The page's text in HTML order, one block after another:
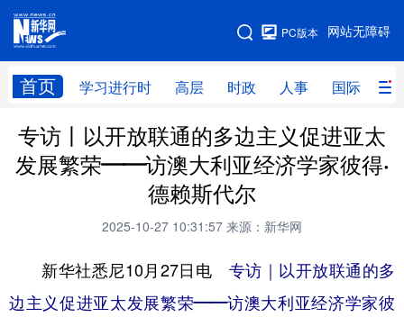
网站无障碍
PC版本
首页 学习进行时 高层 时政 人事 国际 财
网站地图
学习进行时 高层 时政 人事
国际 财经 网评 港澳
专访丨以开放联通的多边主义促进亚太
发展繁荣——访澳大利亚经济学家彼得·
德赖斯代尔
2025-10-27 10:31:57 来源：新华网
新华社悉尼10月27日电 专访｜以开放联通的多
边主义促进亚太发展繁荣——访澳大利亚经济学家彼